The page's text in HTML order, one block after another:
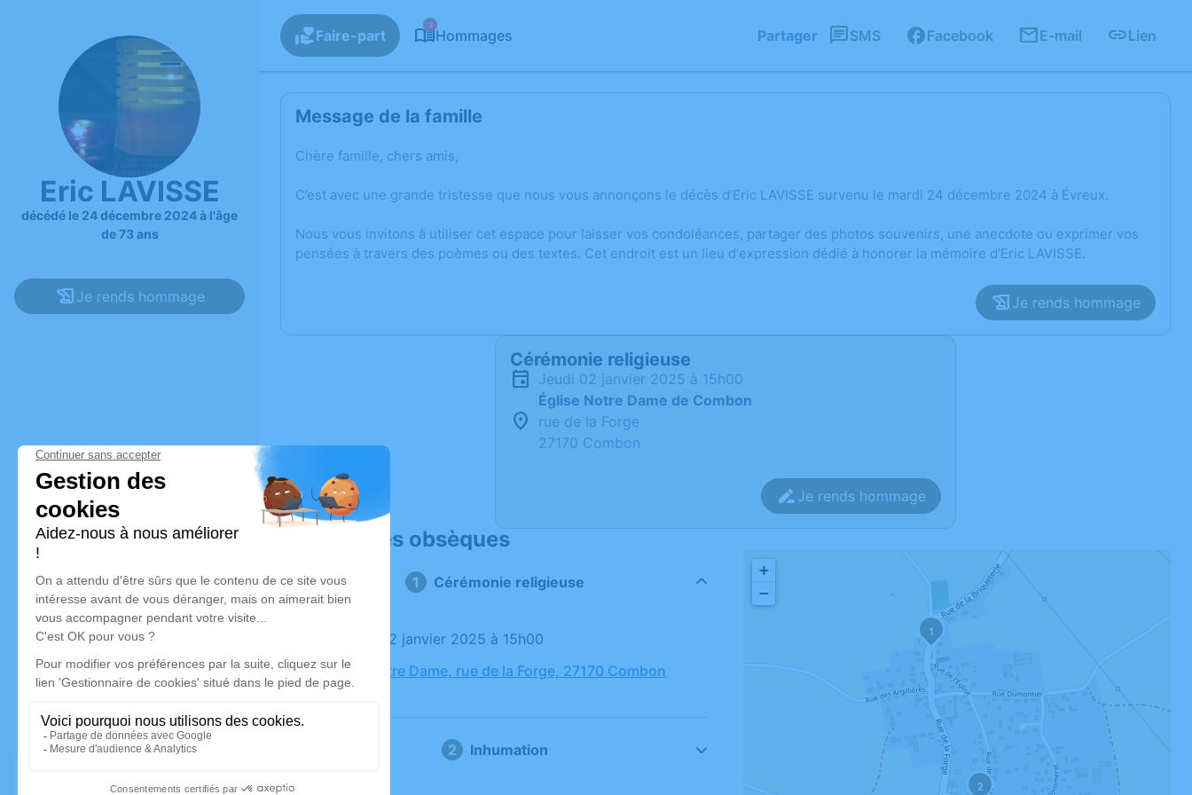
Eric LAVISSE
décédé le 24 décembre 2024 à l'âge
de 73 ans
Je rends hommage
Faire-part
3
Hommages Partager SMS Facebook E-mail Lien
Message de la famille
Chère famille, chers amis,
C’est avec une grande tristesse que nous vous annonçons le décès d’Eric LAVISSE survenu le mardi 24 décembre 2024 à Évreux.
Nous vous invitons à utiliser cet espace pour laisser vos condoléances, partager des photos souvenirs, une anecdote ou exprimer vos
pensées à travers des poèmes ou des textes. Cet endroit est un lieu d'expression dédié à honorer la mémoire d’Eric LAVISSE.
Je rends hommage
Cérémonie religieuse
jeudi 02 janvier 2025 à 15h00
Église Notre Dame de Combon
rue de la Forge
27170 Combon
Je rends hommage
Déroulé des obsèques
1 Cérémonie religieuse
Le jeudi 02 janvier 2025 à 15h00
Église Notre Dame, rue de la Forge, 27170 Combon
2 Inhumation
1
2
+
−